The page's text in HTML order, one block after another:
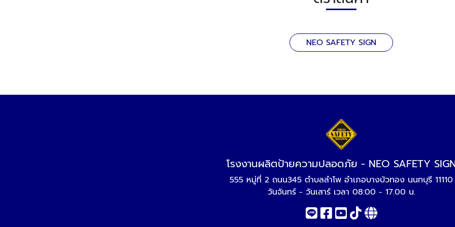
NEO SAFETY SIGN
โรงงานผลิตป้ายความปลอดภัย - NEO SAFETY
555 หมู่ที่ 2 ถนน345 ตำบลลำโพ อำเภอบางบัวทอง นนทบุรี 11110
วันจันทร์ - วันเสาร์ เวลา 08:00 - 17.00 น.